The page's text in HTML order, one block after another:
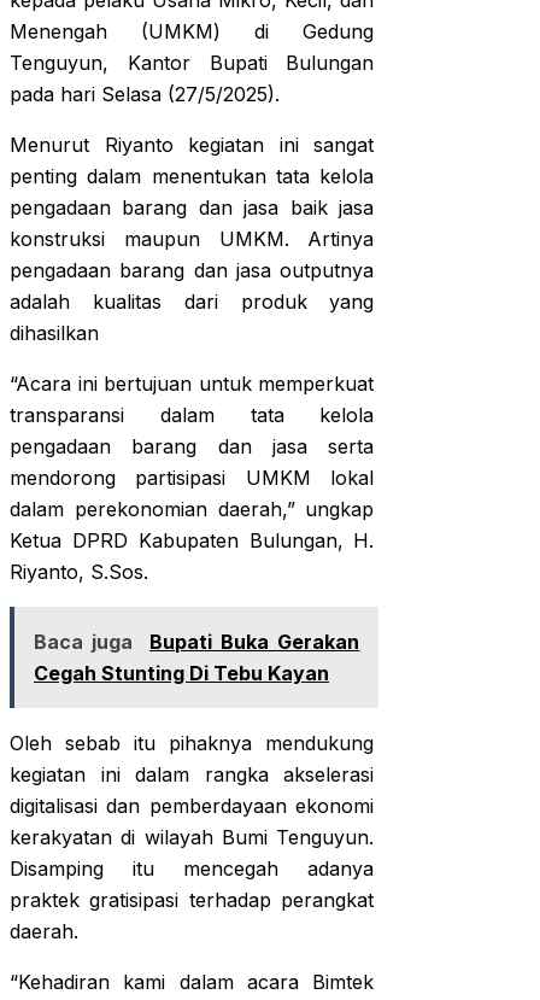
Menengah (UMKM) di Gedung
Tenguyun, Kantor Bupati Bulungan
pada hari Selasa (27/5/2025).
Menurut Riyanto kegiatan ini sangat
penting dalam menentukan tata kelola
pengadaan barang dan jasa baik jasa
konstruksi maupun UMKM. Artinya
pengadaan barang dan jasa outputnya
adalah kualitas dari produk yang
dihasilkan
“Acara ini bertujuan untuk memperkuat
transparansi dalam tata kelola
pengadaan barang dan jasa serta
mendorong partisipasi UMKM lokal
dalam perekonomian daerah,” ungkap
Ketua DPRD Kabupaten Bulungan, H.
Riyanto, S.Sos.
Baca juga
Bupati Buka Gerakan
Cegah Stunting Di Tebu Kayan
Oleh sebab itu pihaknya mendukung
kegiatan ini dalam rangka akselerasi
digitalisasi dan pemberdayaan ekonomi
kerakyatan di wilayah Bumi Tenguyun.
Disamping itu mencegah adanya
praktek gratisipasi terhadap perangkat
daerah.
“Kehadiran kami dalam acara Bimtek